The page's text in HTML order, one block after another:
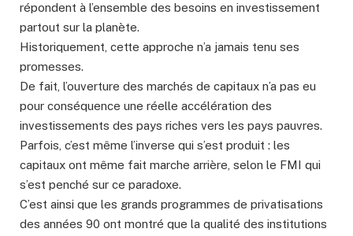
répondent à l’ensemble des besoins en investissement
partout sur la planète.
Historiquement, cette approche n’a jamais tenu ses
promesses.
De fait, l’ouverture des marchés de capitaux n’a pas eu
pour conséquence une réelle accélération des
investissements des pays riches vers les pays pauvres.
Parfois, c’est même l’inverse qui s’est produit : les
capitaux ont même fait marche arrière, selon le FMI qui
s’est penché sur ce paradoxe.
C’est ainsi que les grands programmes de privatisations
des années 90 ont montré que la qualité des institutions